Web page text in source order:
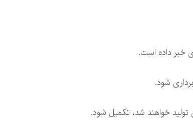
خبر داده است.
تولید خواهند شد، تکمیل شود.